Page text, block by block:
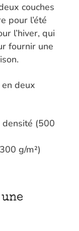
couches
pour l’été
l’hiver, qui
fournir une
deux
densité (500
g/m²)